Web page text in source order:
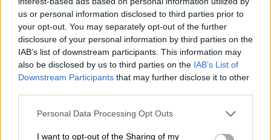
us or personal information disclosed to third parties prior to
your opt-out. You may separately opt-out of the further
disclosure of your personal information by third parties on the
IAB’s list of downstream participants. This information may
also be disclosed by us to third parties on the IAB’s List of
Downstream Participants that may further disclose it to other
Please note that this website/app uses one or more Google
not limited to your visit or usage behaviour. You may click to
Personal Data Processing Opt Outs
I want to opt-out of the Sharing of my
Η Σουηδία αύξησε το επίπεδο συναγερμού
τον Αύγουστο του 2023 μετά την πυρπόληση
αντιτύπων του Κορανίου από άτομα στη
χώρα που προκάλεσε την έντονη καταδίκη
από πολλές πλευρές του ισλαμικού κόσμου
και απειλές από τζιχαντιστές